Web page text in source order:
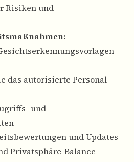
Risiken und
das autorisierte Personal
und
und Updates
Privatsphäre-Balance